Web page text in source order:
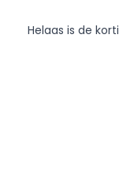
Helaas is de